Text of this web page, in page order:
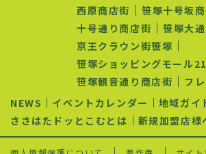
西原商店街
笹塚十号坂
十号通り商店街
笹塚大
京王クラウン街笹塚
笹塚ショッピングモール21
笹塚観音通り商店街
フ
NEWS
イベントカレンダー
地域ガイ
ささはたドッとこむとは
新規加盟店様